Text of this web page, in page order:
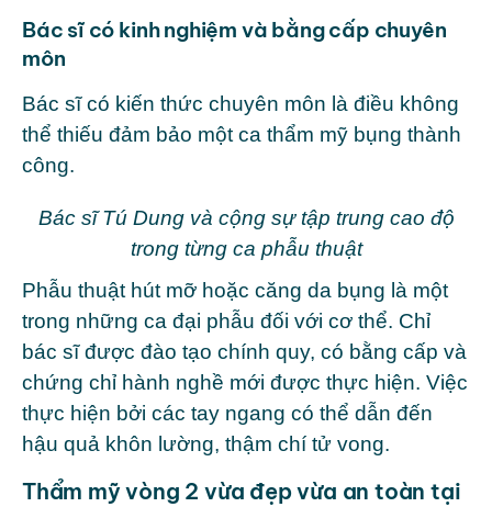
Bác sĩ có kinh nghiệm và bằng cấp chuyên
môn
Bác sĩ có kiến thức chuyên môn là điều không
thể thiếu đảm bảo một ca thẩm mỹ bụng thành
công.
Bác sĩ Tú Dung và cộng sự tập trung cao độ
trong từng ca phẫu thuật
Phẫu thuật hút mỡ hoặc căng da bụng là một
trong những ca đại phẫu đối với cơ thể. Chỉ
bác sĩ được đào tạo chính quy, có bằng cấp và
chứng chỉ hành nghề mới được thực hiện. Việc
thực hiện bởi các tay ngang có thể dẫn đến
hậu quả khôn lường, thậm chí tử vong.
Thẩm mỹ vòng 2 vừa đẹp vừa an toàn tại